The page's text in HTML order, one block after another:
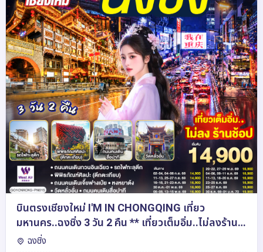
บินตรงเชียงใหม่ I'M IN CHONGQING เที่ยว
มหานคร..ฉงชิ่ง 3 วัน 2 คืน ** เที่ยวเต็มอิ่ม..ไม่ลงร้าน
ช้อป** โดยสายการบิน West Air (PN)
ฉงชิ่ง